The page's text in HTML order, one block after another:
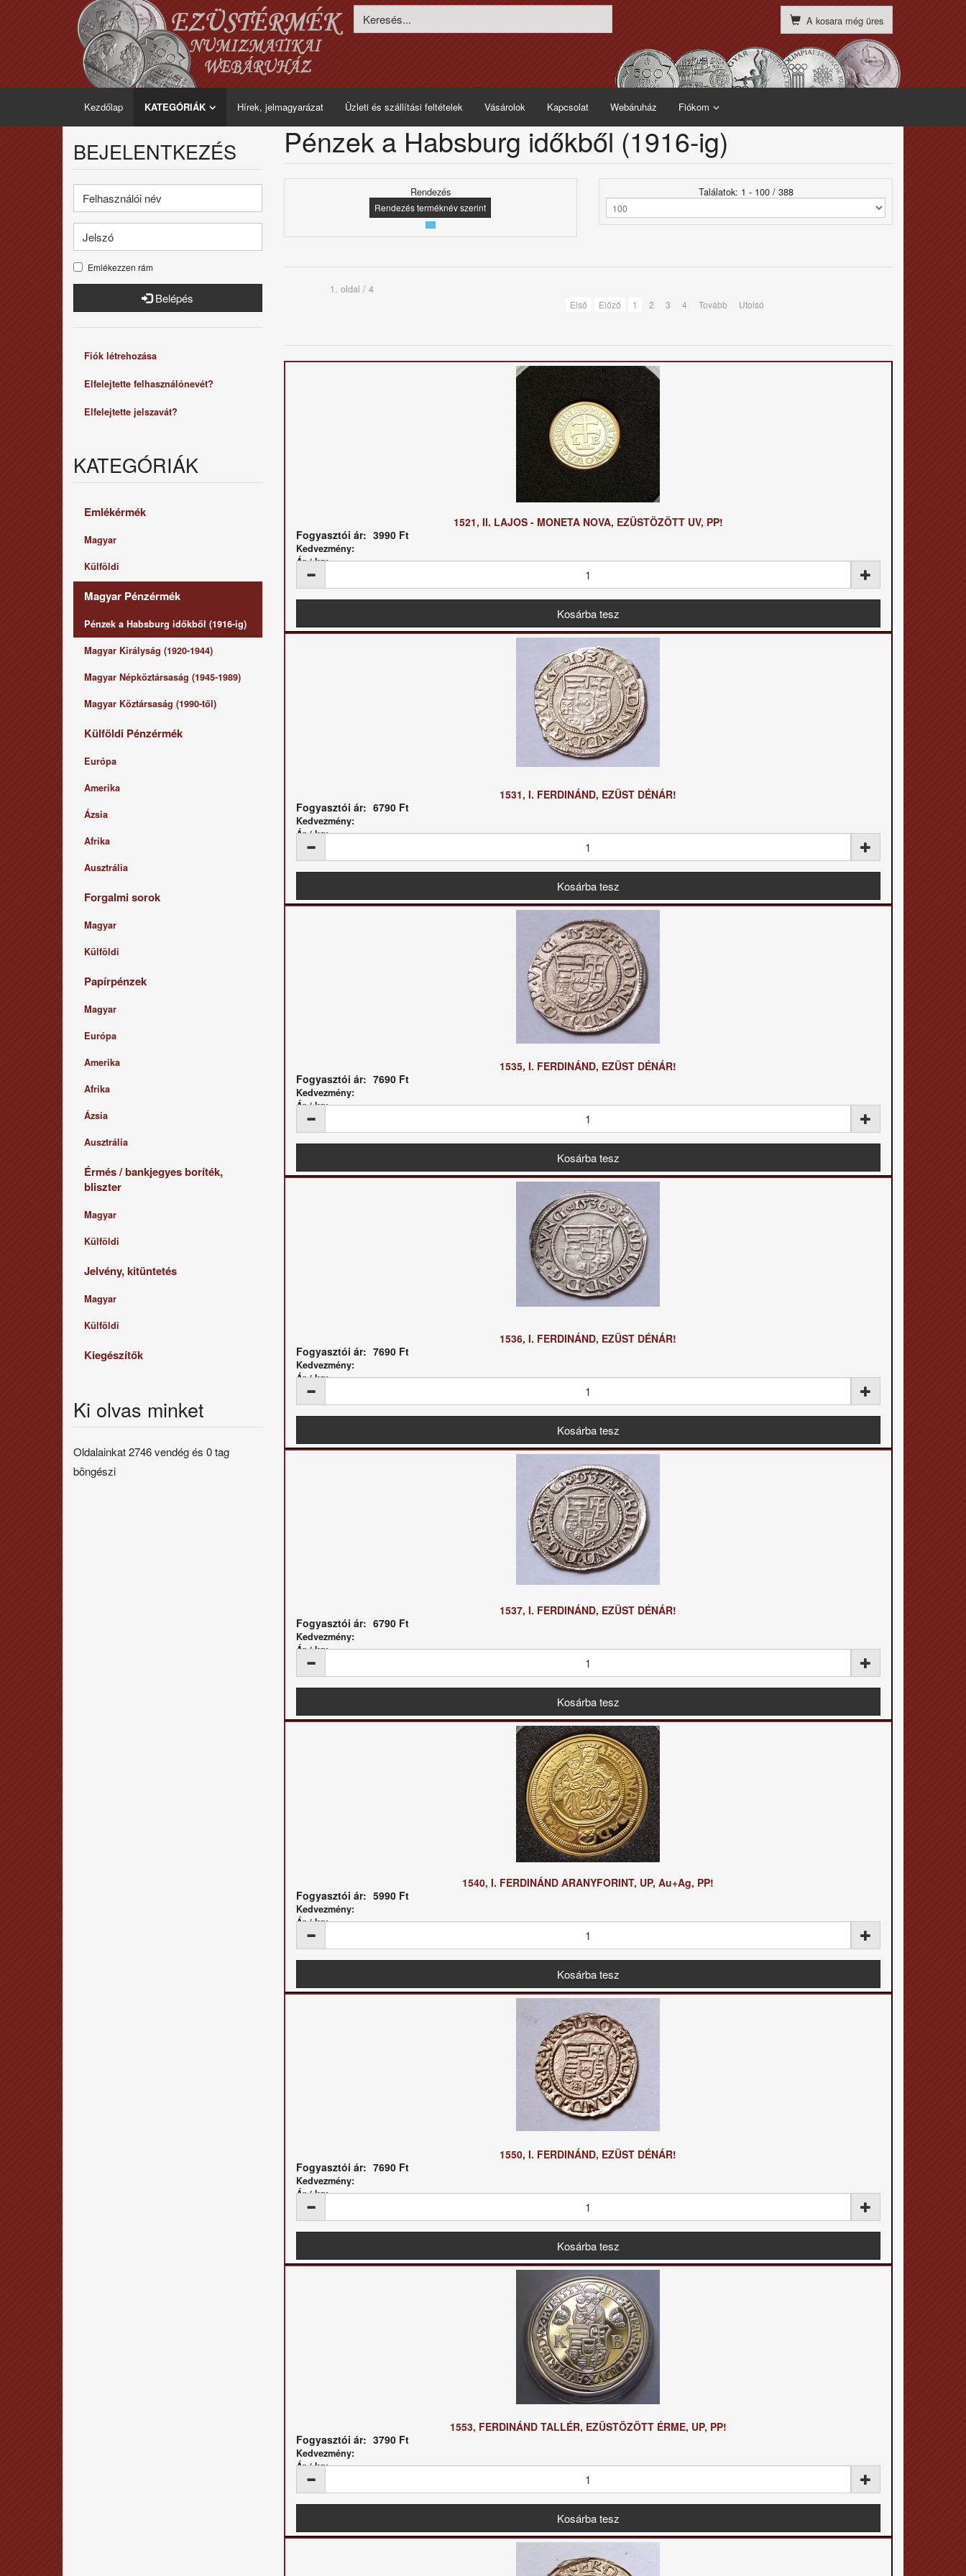
A kosara még üres
Kezdőlap KATEGÓRIÁK Hírek, jelmagyarázat Üzleti és szállítási feltételek Vásárolok Kapcsolat Webáruház Fiókom
Pénzek a Habsburg időkből (1916-ig)
Rendezés
Rendezés terméknév szerint
Találatok: 1 - 100 / 388
1. oldal / 4
Első Előző 1 2 3 4 Tovább Utolsó
1521, II. LAJOS - MONETA NOVA, EZÜSTÖZÖTT UV, PP!
Fogyasztói ár: 3990 Ft
Kedvezmény:
Ár / kg:
1531, I. FERDINÁND, EZÜST DÉNÁR!
Fogyasztói ár: 6790 Ft
Kedvezmény:
Ár / kg:
1535, I. FERDINÁND, EZÜST DÉNÁR!
Fogyasztói ár: 7690 Ft
Kedvezmény:
Ár / kg:
1536, I. FERDINÁND, EZÜST DÉNÁR!
Fogyasztói ár: 7690 Ft
Kedvezmény:
Ár / kg:
1537, I. FERDINÁND, EZÜST DÉNÁR!
Fogyasztói ár: 6790 Ft
Kedvezmény:
Ár / kg:
1540, I. FERDINÁND ARANYFORINT, UP, Au+Ag, PP!
Fogyasztói ár: 5990 Ft
Kedvezmény:
Ár / kg:
1550, I. FERDINÁND, EZÜST DÉNÁR!
Fogyasztói ár: 7690 Ft
Kedvezmény:
Ár / kg:
1553, FERDINÁND TALLÉR, EZÜSTÖZÖTT ÉRME, UP, PP!
Fogyasztói ár: 3790 Ft
Kedvezmény:
Ár / kg:
BEJELENTKEZÉS
Emlékezzen rám
Belépés
Fiók létrehozása
Elfelejtette felhasználónevét?
Elfelejtette jelszavát?
KATEGÓRIÁK
Emlékérmék
Magyar
Külföldi
Magyar Pénzérmék
Pénzek a Habsburg időkből (1916-ig)
Magyar Királyság (1920-1944)
Magyar Népköztársaság (1945-1989)
Magyar Köztársaság (1990-től)
Külföldi Pénzérmék
Európa
Amerika
Ázsia
Afrika
Ausztrália
Forgalmi sorok
Magyar
Külföldi
Papírpénzek
Magyar
Európa
Amerika
Afrika
Ázsia
Ausztrália
Érmés / bankjegyes boríték,
bliszter
Magyar
Külföldi
Jelvény, kitüntetés
Magyar
Külföldi
Kiegészítők
Ki olvas minket
Oldalainkat 2746 vendég és 0 tag
böngészi